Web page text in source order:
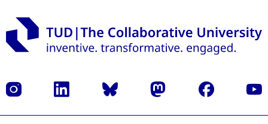
Instagram LinkedIn Bluesky Mastodon Facebook